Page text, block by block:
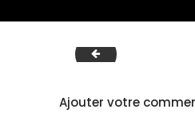
20220321_154646
Ajouter votre